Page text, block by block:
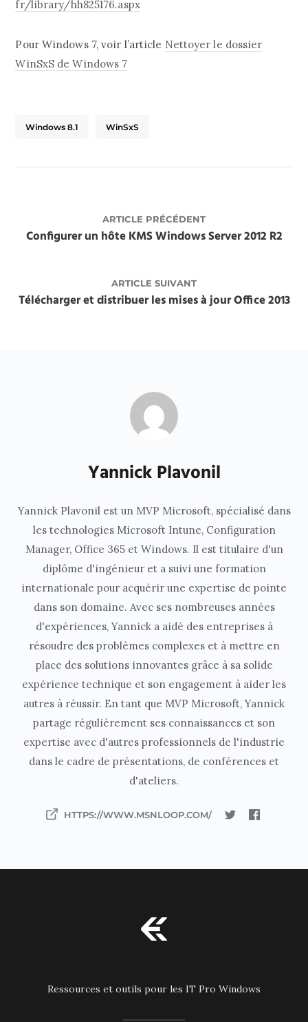
fr/library/hh825176.aspx
Pour Windows 7, voir l’article Nettoyer le dossier
WinSxS de Windows 7
Windows 8.1 WinSxS
ARTICLE PRÉCÉDENT
Configurer un hôte KMS Windows Server 2012 R2
ARTICLE SUIVANT
Télécharger et distribuer les mises à jour Office 2013
Yannick Plavonil
Yannick Plavonil est un MVP Microsoft, spécialisé dans
les technologies Microsoft Intune, Configuration
Manager, Office 365 et Windows. Il est titulaire d'un
diplôme d'ingénieur et a suivi une formation
internationale pour acquérir une expertise de pointe
dans son domaine. Avec ses nombreuses années
d'expériences, Yannick a aidé des entreprises à
résoudre des problèmes complexes et à mettre en
place des solutions innovantes grâce à sa solide
expérience technique et son engagement à aider les
autres à réussir. En tant que MVP Microsoft, Yannick
partage régulièrement ses connaissances et son
expertise avec d'autres professionnels de l'industrie
dans le cadre de présentations, de conférences et
d'ateliers.
HTTPS://WWW.MSNLOOP.COM/
Ressources et outils pour les IT Pro Windows